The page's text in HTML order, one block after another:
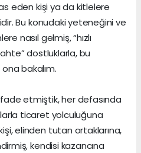
eden kişi ya da kitlelere
Bu konudaki yeteneğini ve
nasıl gelmiş, “hızlı
dostluklarla, bu
bakalım.
etmiştik, her defasında
ticaret yolculuğuna
elinden tutan ortaklarına,
kendisi kazancına